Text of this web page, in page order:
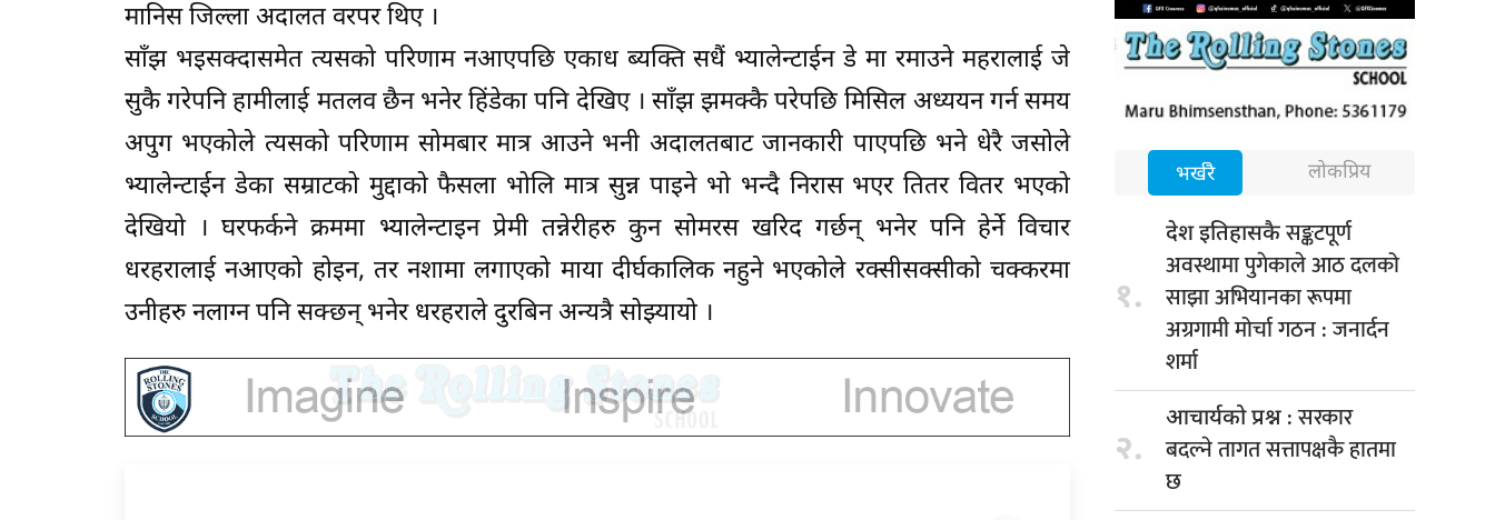
मानिस जिल्ला अदालत वरपर थिए ।
साँझ भइसक्दासमेत त्यसको परिणाम नआएपछि एकाध ब्यक्ति सधैं भ्यालेन्टाईन डे मा रमाउने महरालाई जे
सुकै गरेपनि हामीलाई मतलव छैन भनेर हिंडेका पनि देखिए । साँझ झमक्कै परेपछि मिसिल अध्ययन गर्न समय
अपुग भएकोले त्यसको परिणाम सोमबार मात्र आउने भनी अदालतबाट जानकारी पाएपछि भने धेरै जसोले
भ्यालेन्टाईन डेका सम्राटको मुद्दाको फैसला भोलि मात्र सुन्न पाइने भो भन्दै निरास भएर तितर वितर भएको
देखियो । घरफर्कने क्रममा भ्यालेन्टाइन प्रेमी तन्नेरीहरु कुन सोमरस खरिद गर्छन् भनेर पनि हेर्ने विचार
धरहरालाई नआएको होइन, तर नशामा लगाएको माया दीर्घकालिक नहुने भएकोले रक्सीसक्सीको चक्करमा
उनीहरु नलाग्न पनि सक्छन् भनेर धरहराले दुरबिन अन्यत्रै सोझ्यायो ।
भर्खरै लोकप्रिय
१.
देश इतिहासकैसङ्कटपूर्ण
अवस्थामा पुगेकाले आठ दलको
साझा अभियानका रूपमा
अग्रगामी मोर्चा गठन : जनार्दन
शर्मा
२.
आचार्यको प्रश्न : सरकार
बदल्ने तागत सत्तापक्षकै हातमा
छ